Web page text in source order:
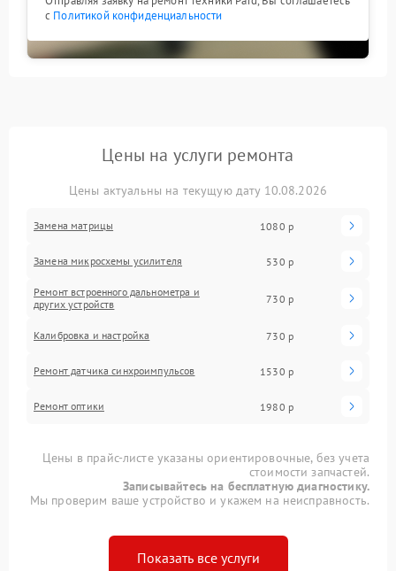
с Политикой конфиденциальности
Цены на услуги ремонта
Цены актуальны на текущую дату 10.08.2026
Замена матрицы 1080 р
Замена микросхемы усилителя 530 р
Ремонт встроенного дальнометра и
других устройств
730 р
Калибровка и настройка 730 р
Ремонт датчика синхроимпульсов 1530 р
Ремонт оптики 1980 р
Цены в прайс-листе указаны ориентировочные, без учета
стоимости запчастей.
Записывайтесь на бесплатную диагностику.
Мы проверим ваше устройство и укажем на неисправность.
Показать все услуги